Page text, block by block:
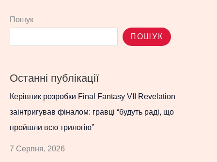
Пошук
ПОШУК
Останні публікації
Керівник розробки Final Fantasy VII Revelation
заінтригував фіналом: гравці “будуть раді, що
пройшли всю трилогію”
7 Серпня, 2026